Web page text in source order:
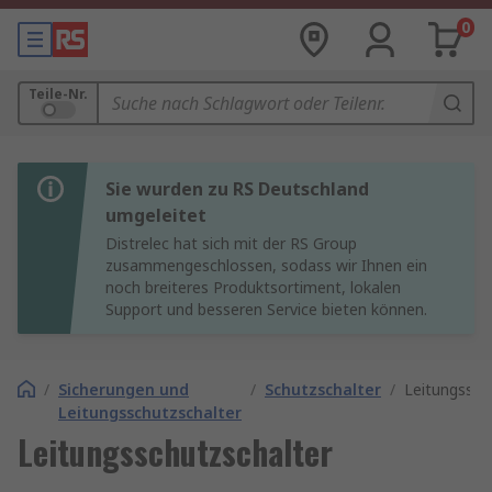
0
Teile-Nr.
Sie wurden zu RS Deutschland
umgeleitet
Distrelec hat sich mit der RS Group
zusammengeschlossen, sodass wir Ihnen ein
noch breiteres Produktsortiment, lokalen
Support und besseren Service bieten können.
/ Sicherungen und
Leitungsschutzschalter
/ Schutzschalter /
Leitungsschutzschalter